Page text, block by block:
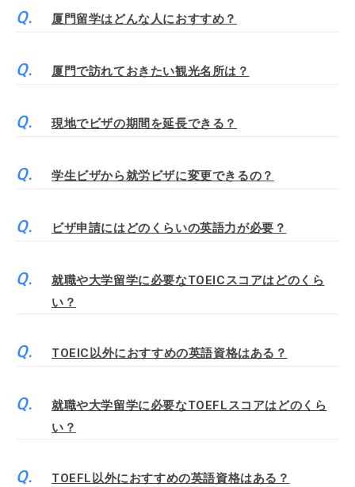
厦門留学はどんな人におすすめ？
厦門で訪れておきたい観光名所は？
現地でビザの期間を延長できる？
学生ビザから就労ビザに変更できるの？
ビザ申請にはどのくらいの英語力が必要？
就職や大学留学に必要なTOEICスコアはどのくら
い？
TOEIC以外におすすめの英語資格はある？
就職や大学留学に必要なTOEFLスコアはどのくら
い？
TOEFL以外におすすめの英語資格はある？